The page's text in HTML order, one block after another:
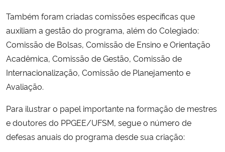
Também foram criadas comissões específicas que
auxiliam a gestão do programa, além do Colegiado:
Comissão de Bolsas, Comissão de Ensino e Orientação
Acadêmica, Comissão de Gestão, Comissão de
Internacionalização, Comissão de Planejamento e
Avaliação.
Para ilustrar o papel importante na formação de mestres
e doutores do PPGEE/UFSM, segue o número de
defesas anuais do programa desde sua criação: